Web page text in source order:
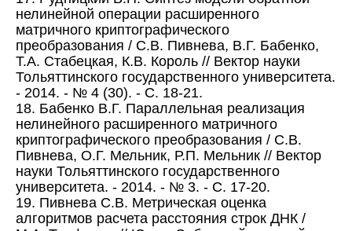
нелинейной операции расширенного
матричного криптографического
преобразования / С.В. Пивнева, В.Г. Бабенко,
Т.А. Стабецкая, К.В. Король // Вектор науки
Тольяттинского государственного университета.
- 2014. - № 4 (30). - С. 18-21.
18. Бабенко В.Г. Параллельная реализация
нелинейного расширенного матричного
криптографического преобразования / С.В.
Пивнева, О.Г. Мельник, Р.П. Мельник // Вектор
науки Тольяттинского государственного
университета. - 2014. - № 3. - С. 17-20.
19. Пивнева С.В. Метрическая оценка
алгоритмов расчета расстояния строк ДНК /